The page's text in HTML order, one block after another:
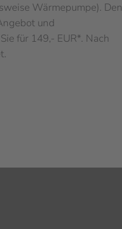
Wärmepumpe). Den
und
für 149,- EUR*. Nach